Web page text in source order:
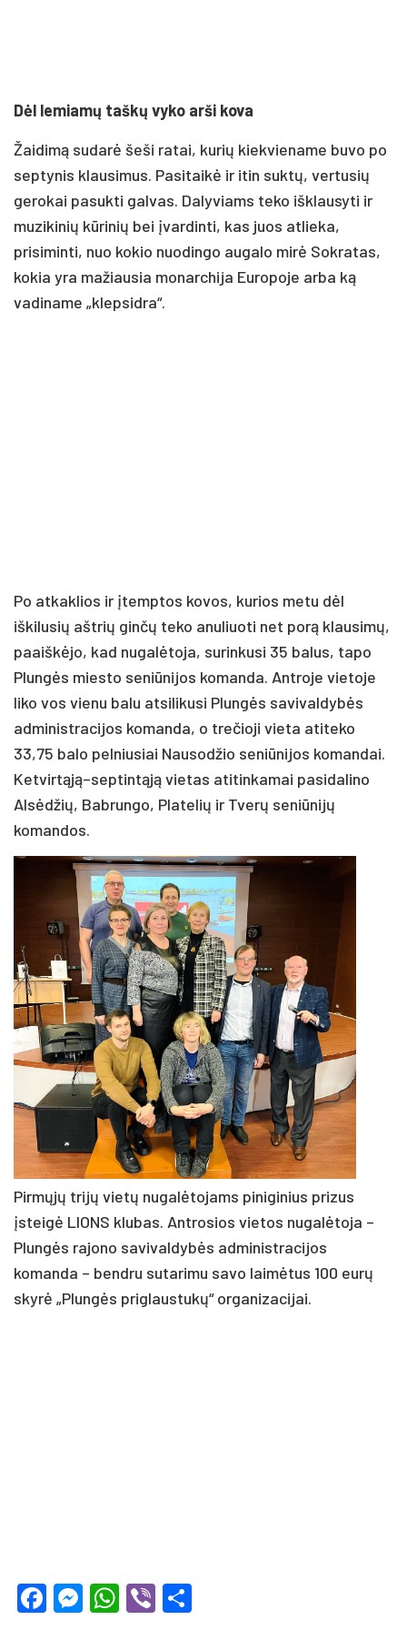
Dėl lemiamų taškų vyko arši kova
Žaidimą sudarė šeši ratai, kurių kiekviename buvo po
septynis klausimus. Pasitaikė ir itin suktų, vertusių
gerokai pasukti galvas. Dalyviams teko išklausyti ir
muzikinių kūrinių bei įvardinti, kas juos atlieka,
prisiminti, nuo kokio nuodingo augalo mirė Sokratas,
kokia yra mažiausia monarchija Europoje arba ką
vadiname „klepsidra“.
Po atkaklios ir įtemptos kovos, kurios metu dėl
iškilusių aštrių ginčų teko anuliuoti net porą klausimų,
paaiškėjo, kad nugalėtoja, surinkusi 35 balus, tapo
Plungės miesto seniūnijos komanda. Antroje vietoje
liko vos vienu balu atsilikusi Plungės savivaldybės
administracijos komanda, o trečioji vieta atiteko
33,75 balo pelniusiai Nausodžio seniūnijos komandai.
Ketvirtąją–septintąją vietas atitinkamai pasidalino
Alsėdžių, Babrungo, Platelių ir Tverų seniūnijų
komandos.
Pirmųjų trijų vietų nugalėtojams piniginius prizus
įsteigė LIONS klubas. Antrosios vietos nugalėtoja –
Plungės rajono savivaldybės administracijos
komanda – bendru sutarimu savo laimėtus 100 eurų
skyrė „Plungės priglaustukų“ organizacijai.
Facebook
Messenger
WhatsApp
Viber